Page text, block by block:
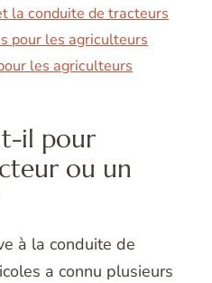
la conduite de tracteurs
pour les agriculteurs
les agriculteurs
il pour
ou un
à la conduite de
a connu plusieurs